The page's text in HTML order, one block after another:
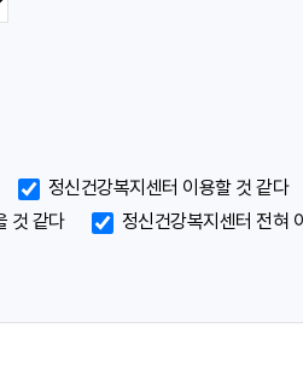
메
표
정신건강복지센터 이용할 것 같다
것 같다
정신건강복지센터 전혀